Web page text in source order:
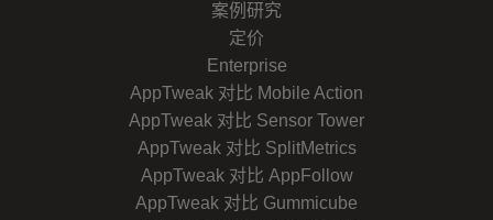
案例研究
定价
Enterprise
AppTweak 对比 Mobile Action
AppTweak 对比 Sensor Tower
AppTweak 对比 SplitMetrics
AppTweak 对比 AppFollow
AppTweak 对比 Gummicube